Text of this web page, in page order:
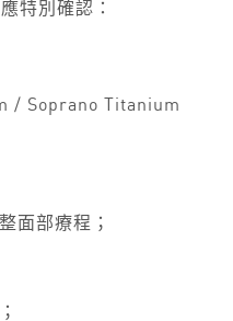
特別確認：
/ Soprano Titanium
面部療程；